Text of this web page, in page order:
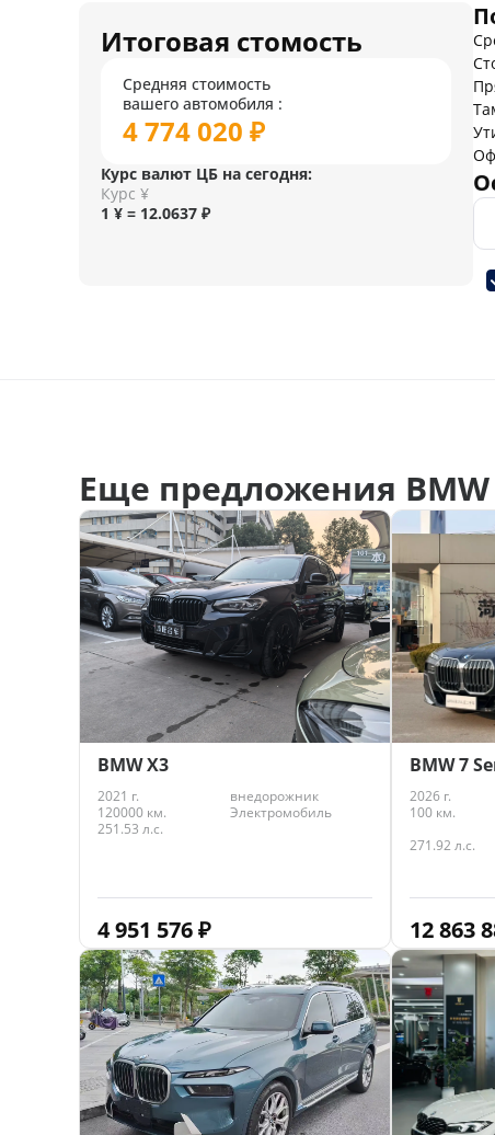
Итоговая стомость
Средняя стоимость
вашего автомобиля :
4 774 020 ₽
Курс валют ЦБ на сегодня:
Курс ¥
1 ¥ = 12.0637 ₽
Еще предложения
BMW X3
2021 г.
внедорожник
120000 км.
Электромобиль
251.53 л.с.
4 951 576₽
BMW 7
2026 г.
100 км.
271.92 л.с.
12 863